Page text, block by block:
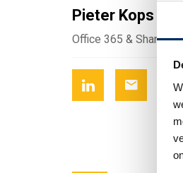
Pieter Kops
Office 365 &